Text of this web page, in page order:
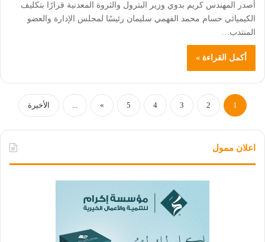
أصدر المهندس كريم بدوي وزير البترول والثروة المعدنية قرارًا بتكليف
الكيميائي حسام محمد الفهمي سليمان رئيسًا لمجلس الإدارة والعضو
المنتدب…
أكمل القراءة »
1
2
3
4
5
»
... الأخيرة
اعلان ممول